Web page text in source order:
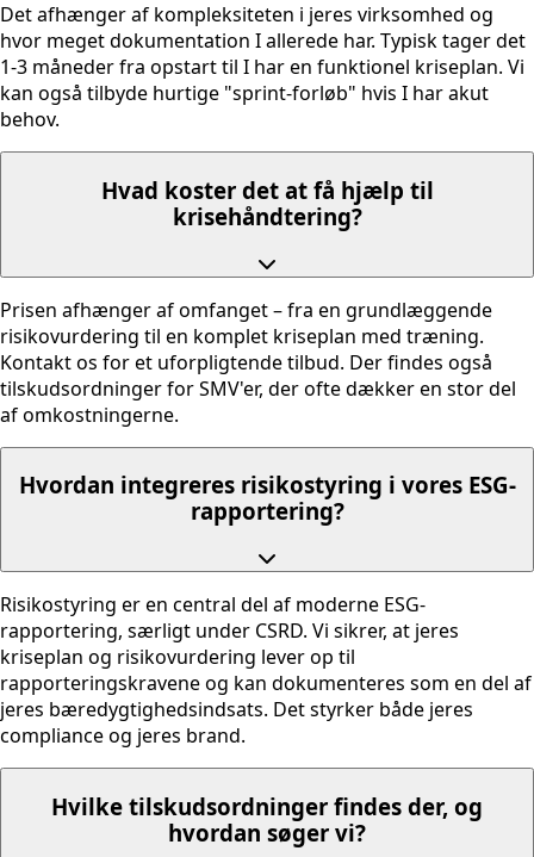
Det afhænger af kompleksiteten i jeres virksomhed og
hvor meget dokumentation I allerede har. Typisk tager det
1-3 måneder fra opstart til I har en funktionel kriseplan. Vi
kan også tilbyde hurtige "sprint-forløb" hvis I har akut
behov.
Hvad koster det at få hjælp til
krisehåndtering?
Prisen afhænger af omfanget – fra en grundlæggende
risikovurdering til en komplet kriseplan med træning.
Kontakt os for et uforpligtende tilbud. Der findes også
tilskudsordninger for SMV'er, der ofte dækker en stor del
af omkostningerne.
Hvordan integreres risikostyring i vores ESG-
rapportering?
Risikostyring er en central del af moderne ESG-
rapportering, særligt under CSRD. Vi sikrer, at jeres
kriseplan og risikovurdering lever op til
rapporteringskravene og kan dokumenteres som en del af
jeres bæredygtighedsindsats. Det styrker både jeres
compliance og jeres brand.
Hvilke tilskudsordninger findes der, og
hvordan søger vi?